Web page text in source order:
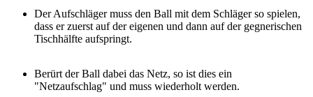
Der Aufschläger muss den Ball mit dem Schläger so spielen,
dass er zuerst auf der eigenen und dann auf der gegnerischen
Tischhälfte aufspringt.
Berürt der Ball dabei das Netz, so ist dies ein
"Netzaufschlag" und muss wiederholt werden.